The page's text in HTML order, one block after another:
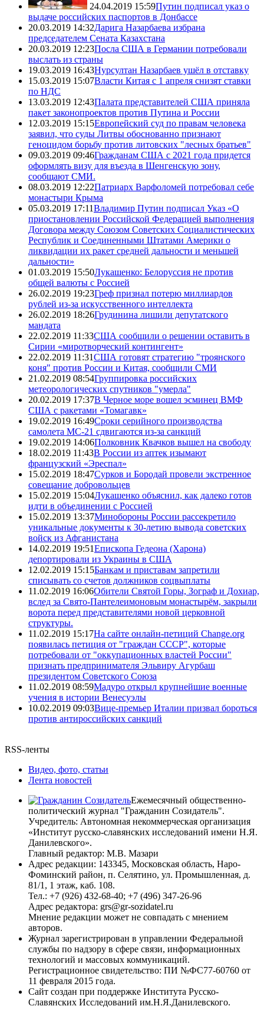
24.04.2019 15:59Путин подписал указ о
выдаче российских паспортов в Донбассе
20.03.2019 14:32Дарига Назарбаева избрана
председателем Сената Казахстана
20.03.2019 12:23Посла США в Германии потребовали
выслать из страны
19.03.2019 16:43Нурсултан Назарбаев ушёл в отставку
15.03.2019 15:07Власти Китая с 1 апреля снизят ставки
по НДС
13.03.2019 12:43Палата представителей США приняла
пакет законопроектов против Путина и России
12.03.2019 15:15Европейский суд по правам человека
заявил, что суды Литвы обоснованно признают
геноцидом борьбу против литовских "лесных братьев"
09.03.2019 09:46Гражданам США с 2021 года придется
оформлять визу для въезда в Шенгенскую зону,
сообщают СМИ.
08.03.2019 12:22Патриарх Варфоломей потребовал себе
монастыри Крыма
05.03.2019 17:11Владимир Путин подписал Указ «О
приостановлении Российской Федерацией выполнения
Договора между Союзом Советских Социалистических
Республик и Соединенными Штатами Америки о
ликвидации их ракет средней дальности и меньшей
дальности»
01.03.2019 15:50Лукашенко: Белоруссия не против
общей валюты с Россией
26.02.2019 19:23Греф признал потерю миллиардов
рублей из-за искусственного интеллекта
26.02.2019 18:26Грудинина лишили депутатского
мандата
22.02.2019 11:33США сообщили о решении оставить в
Сирии «миротворческий контингент»
22.02.2019 11:31США готовят стратегию "троянского
коня" против России и Китая, сообщили СМИ
21.02.2019 08:54Группировка российских
метеорологических спутников "умерла"
20.02.2019 17:37В Черное море вошел эсминец ВМФ
США с ракетами «Томагавк»
19.02.2019 16:49Сроки серийного производства
самолета МС-21 сдвигаются из-за санкций
19.02.2019 14:06Полковник Квачков вышел на свободу
18.02.2019 11:43В России из аптек изымают
французский «Эреспал»
15.02.2019 18:47Сурков и Бородай провели экстренное
совещание добровольцев
15.02.2019 15:04Лукашенко объяснил, как далеко готов
идти в объединении с Россией
15.02.2019 13:37Минобороны России рассекретило
уникальные документы к 30-летию вывода советских
войск из Афганистана
14.02.2019 19:51Епископа Гедеона (Харона)
депортировали из Украины в США
12.02.2019 15:15Банкам и приставам запретили
списывать со счетов должников соцвыплаты
11.02.2019 16:06Обители Святой Горы, Зограф и Дохиар,
вслед за Свято-Пантелеимоновым монастырём, закрыли
ворота перед представителями новой церковной
структуры.
11.02.2019 15:17На сайте онлайн-петиций Change.org
появилась петиция от "граждан СССР", которые
потребовали от "оккупационных властей России"
признать предпринимателя Эльвиру Агурбаш
президентом Советского Союза
11.02.2019 08:59Мадуро открыл крупнейшие военные
учения в истории Венесуэлы
10.02.2019 09:03Вице-премьер Италии призвал бороться
против антироссийских санкций
RSS-ленты
Видео, фото, статьи
Лента новостей
Ежемесячный общественно-
политический журнал "Гражданин Созидатель".
Учредитель: Автономная некоммерческая организация
«Институт русско-славянских исследований имени Н.Я.
Данилевского».
Главный редактор: М.В. Мазари
Адрес редакции: 143345, Московская область, Наро-
Фоминский район, п. Селятино, ул. Промышленная, д.
81/1, 1 этаж, каб. 108.
Тел.: +7 (926) 432-68-40; +7 (496) 347-26-96
Адрес редактора: grs@gr-sozidatel.ru
Мнение редакции может не совпадать с мнением
авторов.
Журнал зарегистрирован в управлении Федеральной
службы по надзору в сфере связи, информационных
технологий и массовых коммуникаций.
Регистрационное свидетельство: ПИ №ФС77-60760 от
11 февраля 2015 года.
Сайт создан при поддержке Института Русско-
Славянских Исследований им.Н.Я.Данилевского.